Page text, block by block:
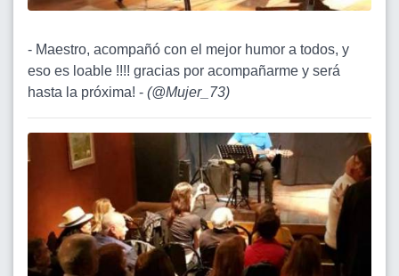
- Maestro, acompañó con el mejor humor a todos, y
eso es loable !!!! gracias por acompañarme y será
hasta la próxima! - (@Mujer_73)